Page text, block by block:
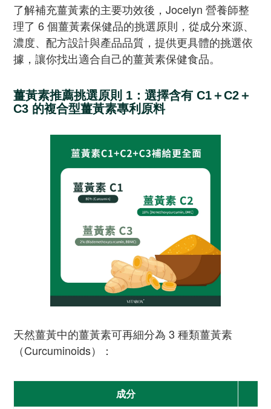
了解補充薑黃素的主要功效後，Jocelyn 營養師整
理了 6 個薑黃素保健品的挑選原則，從成分來源、
濃度、配方設計與產品品質，提供更具體的挑選依
據，讓你找出適合自己的薑黃素保健食品。
薑黃素推薦挑選原則 1：選擇含有 C1＋C2＋
C3 的複合型薑黃素專利原料
天然薑黃中的薑黃素可再細分為 3 種類薑黃素
（Curcuminoids）：
成分